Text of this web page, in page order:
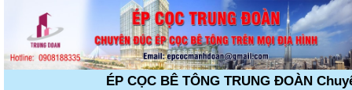
ÉP CỌC BÊ TÔNG TRUNG ĐOÀN